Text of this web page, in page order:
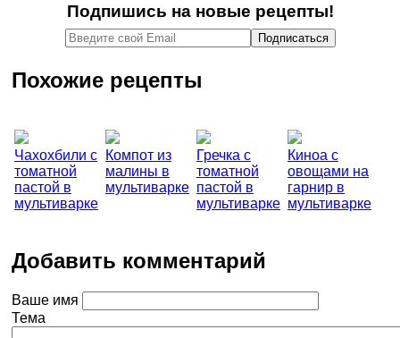
Подпишись на новые рецепты!
Похожие рецепты
Чахохбили с
томатной
пастой в
мультиварке
Компот из
малины в
мультиварке
Гречка с
томатной
пастой в
мультиварке
Киноа с
овощами на
гарнир в
мультиварке
Добавить комментарий
Ваше имя
Тема